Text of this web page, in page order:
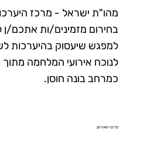
מהו"ת ישראל - מרכז
בחירום מזמינים/ות אתכם/ן
למפגש שיעסוק בהיערכות
לנוכח אירועי המלחמה
כמרחב בונה חוסן.
פרטי האירוע